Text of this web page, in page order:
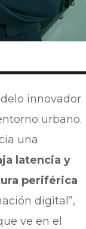
innovador
urbano.
una
latencia y
periférica
digital”,
ve en el